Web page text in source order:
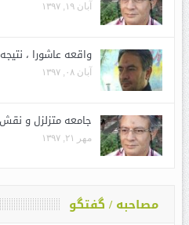
آبان ۱۹, ۱۳۹۷
واقعه عاشورا ،
آبان ۰۸, ۱۳۹۷
جامعه متزلزل و
مهر ۲۱, ۱۳۹۷
مصاحبه / گفتگو